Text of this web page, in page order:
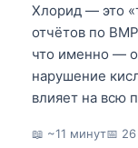
Хлорид — это
отчётов по
что именно —
нарушение
влияет на всю
📖 ~11 минут📅